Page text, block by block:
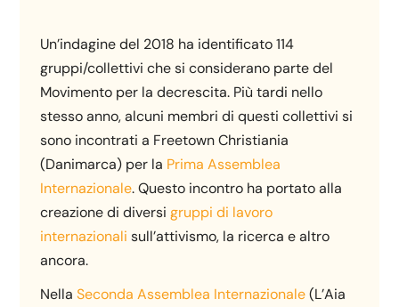
Un’indagine del 2018 ha identificato 114
gruppi/collettivi che si considerano parte del
Movimento per la decrescita. Più tardi nello
stesso anno, alcuni membri di questi collettivi si
sono incontrati a Freetown Christiania
(Danimarca) per la Prima Assemblea
Internazionale. Questo incontro ha portato alla
creazione di diversigruppi di lavoro
internazionali sull’attivismo, la ricerca e altro
ancora.
NellaSeconda Assemblea Internazionale(L’Aia